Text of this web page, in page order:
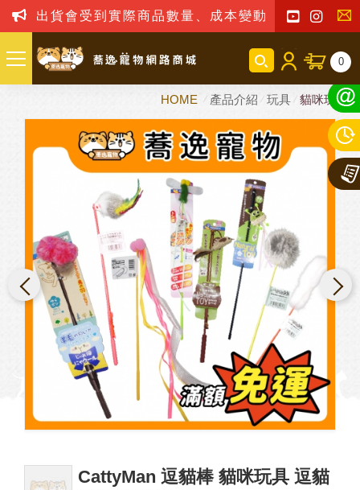
出貨會受到實際商品數量、成本變動之影響，我司
聯
我
們
0
HOME 產品介紹 玩具 貓咪玩具
CattyMan 逗貓棒 貓咪玩具 逗貓